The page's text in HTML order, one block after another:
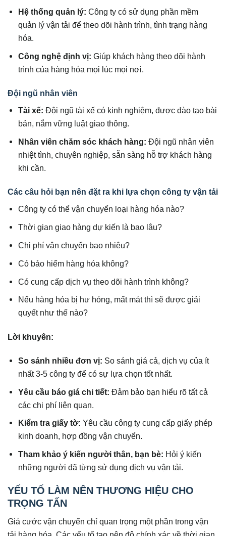
Hệ thống quản lý: Công ty có sử dụng phần mềm
quản lý vận tải để theo dõi hành trình, tình trạng hàng
hóa.
Công nghệ định vị: Giúp khách hàng theo dõi hành
trình của hàng hóa mọi lúc mọi nơi.
Đội ngũ nhân viên
Tài xế: Đội ngũ tài xế có kinh nghiệm, được đào tạo bài
bản, nắm vững luật giao thông.
Nhân viên chăm sóc khách hàng: Đội ngũ nhân viên
nhiệt tình, chuyên nghiệp, sẵn sàng hỗ trợ khách hàng
khi cần.
Các câu hỏi bạn nên đặt ra khi lựa chọn công ty vận tải
Công ty có thể vận chuyển loại hàng hóa nào?
Thời gian giao hàng dự kiến là bao lâu?
Chi phí vận chuyển bao nhiêu?
Có bảo hiểm hàng hóa không?
Có cung cấp dịch vụ theo dõi hành trình không?
Nếu hàng hóa bị hư hỏng, mất mát thì sẽ được giải
quyết như thế nào?
Lời khuyên:
So sánh nhiều đơn vị: So sánh giá cả, dịch vụ của ít
nhất 3-5 công ty để có sự lựa chọn tốt nhất.
Yêu cầu báo giá chi tiết: Đảm bảo bạn hiểu rõ tất cả
các chi phí liên quan.
Kiểm tra giấy tờ: Yêu cầu công ty cung cấp giấy phép
kinh doanh, hợp đồng vận chuyển.
Tham khảo ý kiến người thân, bạn bè: Hỏi ý kiến
những người đã từng sử dụng dịch vụ vận tải.
YẾU TỐ LÀM NÊN THƯƠNG HIỆU CHO
TRỌNG TẤN
Giá cước vận chuyển chỉ quan trọng một phần trong vận